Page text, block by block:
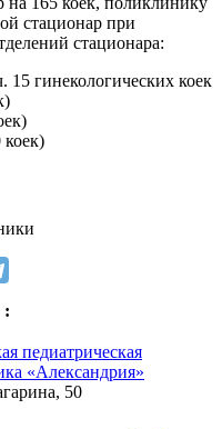
стационар при
стационара:
15 гинекологических коек
коек)
:
педиатрическая
«Александрия»
50